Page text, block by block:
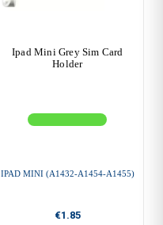
Ipad Mini Grey Sim Card
Holder
IPAD MINI (A1432-A1454-A1455)
€1.85